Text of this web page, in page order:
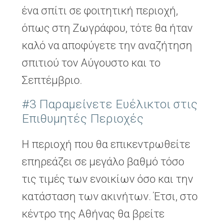
ένα σπίτι σε φοιτητική περιοχή,
όπως στη Ζωγράφου, τότε θα ήταν
καλό να αποφύγετε την αναζήτηση
σπιτιού τον Αύγουστο και το
Σεπτέμβριο.
#3 Παραμείνετε Ευέλικτοι στις
Επιθυμητές Περιοχές
Η περιοχή που θα επικεντρωθείτε
επηρεάζει σε μεγάλο βαθμό τόσο
τις τιμές των ενοικίων όσο και την
κατάσταση των ακινήτων. Έτσι, στο
κέντρο της Αθήνας θα βρείτε